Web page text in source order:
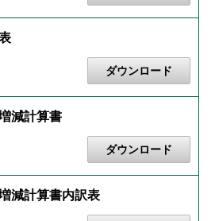
ダウンロード
減計算書
ダウンロード
減計算書内訳表